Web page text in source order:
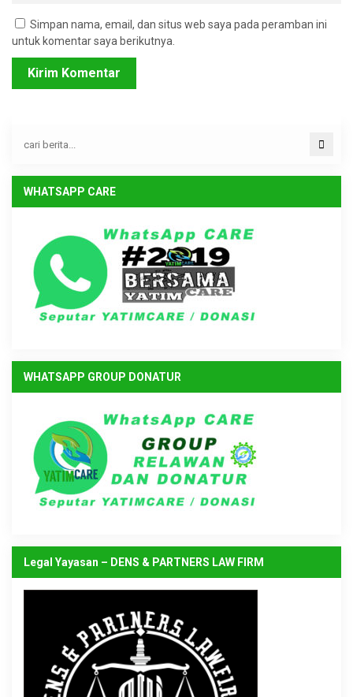
Simpan nama, email, dan situs web saya pada peramban ini
untuk komentar saya berikutnya.
WHATSAPP CARE
WHATSAPP GROUP DONATUR
Legal Yayasan – DENS & PARTNERS LAW FIRM